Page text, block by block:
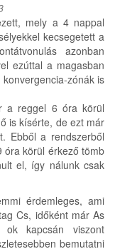
mely a 4 nappal
kecsegetett a
azonban
ezúttal a magasban
zónák is
a reggel 6 óra körül
is kísérte, de ezt már
Ebből a rendszerből
óra körül érkező tömb
el, így nálunk csak
érdemleges, ami
Cs, időként már As
ok kapcsán viszont
bemutatni